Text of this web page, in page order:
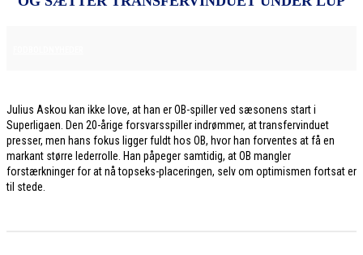
Julius Askou kan ikke love, at han er OB-spiller ved sæsonens start i
Superligaen. Den 20-årige forsvarsspiller indrømmer, at transfervinduet
presser, men hans fokus ligger fuldt hos OB, hvor han forventes at få en
markant større lederrolle. Han påpeger samtidig, at OB mangler
forstærkninger for at nå topseks-placeringen, selv om optimismen fortsat er
til stede.